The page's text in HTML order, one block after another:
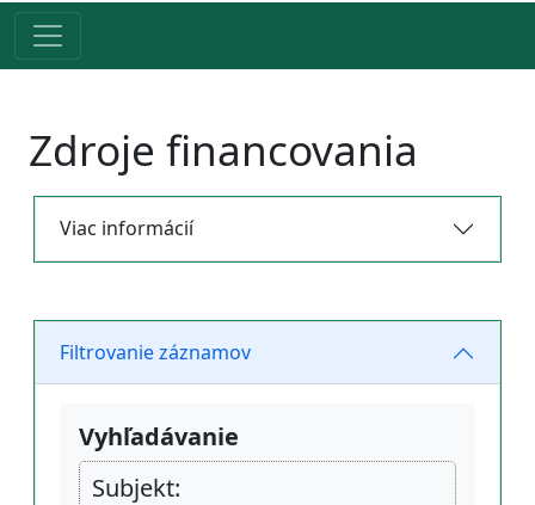
Zdroje financovania
Viac informácií
Filtrovanie záznamov
Vyhľadávanie
Subjekt: